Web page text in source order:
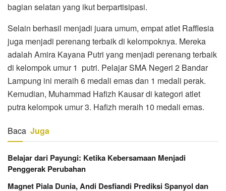
bagian selatan yang ikut berpartisipasi.
Selain berhasil menjadi juara umum, empat atlet Rafflesia
juga menjadi perenang terbaik di kelompoknya. Mereka
adalah Amira Kayana Putri yang menjadi perenang terbaik
di kelompok umur 1 putri. Pelajar SMA Negeri 2 Bandar
Lampung ini meraih 6 medali emas dan 1 medali perak.
Kemudian, Muhammad Hafizh Kausar di kategori atlet
putra kelompok umur 3. Hafizh meraih 10 medali emas.
Baca Juga
Belajar dari Payungi: Ketika Kebersamaan Menjadi
Penggerak Perubahan
Magnet Piala Dunia, Andi Desfiandi Prediksi Spanyol dan